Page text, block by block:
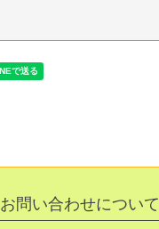
お問い合わせについて